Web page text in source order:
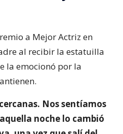
a Mejor Actriz en
al recibir la estatuilla
la emocionó por la
Nos sentíamos
noche lo cambió